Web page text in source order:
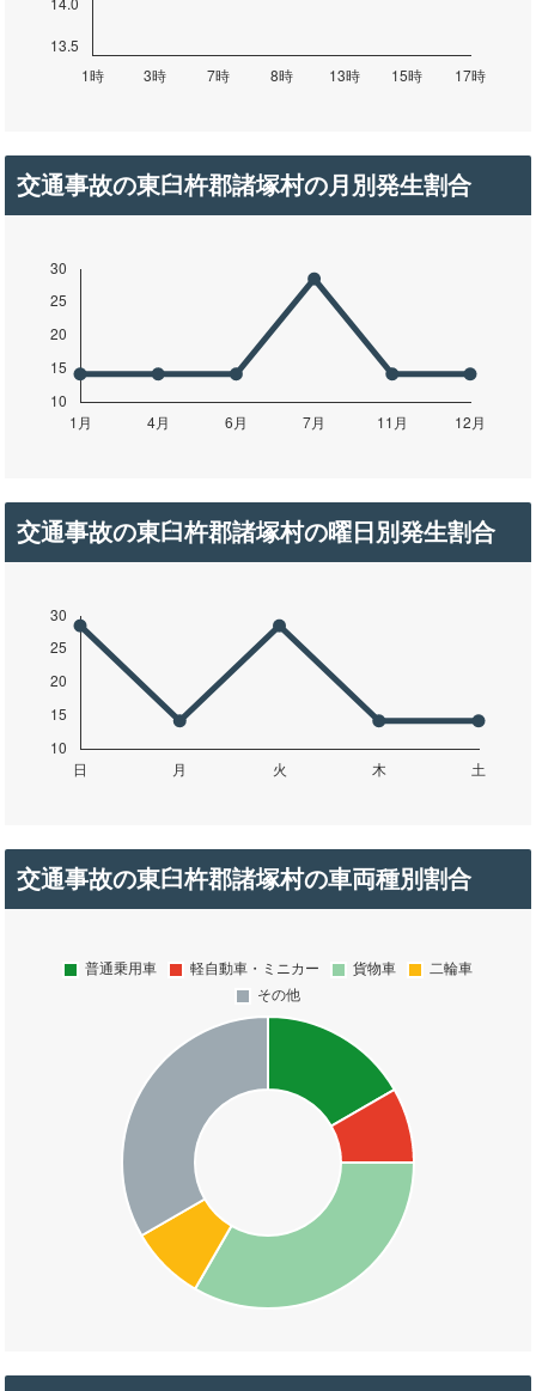
交通事故の東臼杵郡諸塚村の月別発生割合
交通事故の東臼杵郡諸塚村の曜日別発生割合
交通事故の東臼杵郡諸塚村の車両種別割合